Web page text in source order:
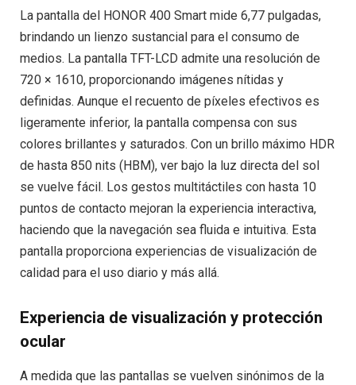
La pantalla del HONOR 400 Smart mide 6,77 pulgadas,
brindando un lienzo sustancial para el consumo de
medios. La pantalla TFT-LCD admite una resolución de
720 × 1610, proporcionando imágenes nítidas y
definidas. Aunque el recuento de píxeles efectivos es
ligeramente inferior, la pantalla compensa con sus
colores brillantes y saturados. Con un brillo máximo HDR
de hasta 850 nits (HBM), ver bajo la luz directa del sol
se vuelve fácil. Los gestos multitáctiles con hasta 10
puntos de contacto mejoran la experiencia interactiva,
haciendo que la navegación sea fluida e intuitiva. Esta
pantalla proporciona experiencias de visualización de
calidad para el uso diario y más allá.
Experiencia de visualización y protección
ocular
A medida que las pantallas se vuelven sinónimos de la